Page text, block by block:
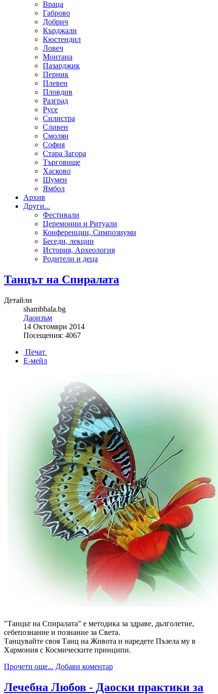
Враца
Габрово
Добрич
Кърджали
Кюстендил
Ловеч
Монтана
Пазарджик
Перник
Плевен
Пловдив
Разград
Русе
Силистра
Сливен
Смолян
София
Стара Загора
Търговище
Хасково
Шумен
Ямбол
Aрхив
Други...
Фестивали
Церемонии и Ритуали
Конференции, Симпозиуми
Беседи, лекции
История, Археология
Родители и деца
Танцът на Спиралата
Детайли
shambhala.bg
Даоизъм
14 Октомври 2014
Посещения: 4067
Печат
Е-мейл
"Танцьт на Спиралата" е методика за здраве, дьлголетие,
себепознание и познание за Света.
Танцувайте своя Танц на Живота и наредете Пъзела му в
Хармония с Космическите принципи.
Прочети още... Добави коментар
Лечебна Любов - Даоски практики за